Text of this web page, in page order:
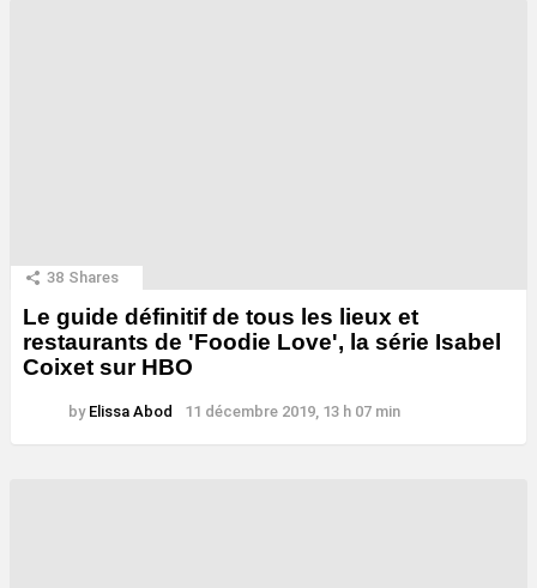
38 Shares
Le guide définitif de tous les lieux et
restaurants de 'Foodie Love', la série Isabel
Coixet sur HBO
by Elissa Abod 11 décembre 2019, 13 h 07 min